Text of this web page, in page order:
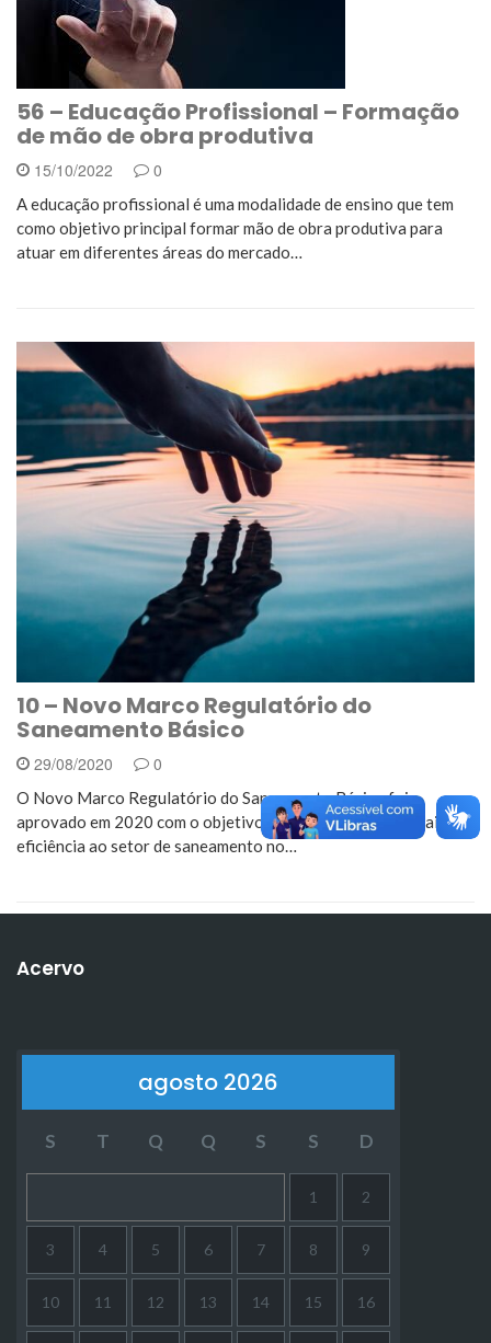
56 – Educação Profissional – Formação
de mão de obra produtiva
15/10/2022 0
A educação profissional é uma modalidade de ensino que tem
como objetivo principal formar mão de obra produtiva para
atuar em diferentes áreas do mercado…
10 – Novo Marco Regulatório do
Saneamento Básico
29/08/2020 0
O Novo Marco Regulatório do Saneamento Básico foi
aprovado em 2020 com o objetivo de modernizar e dar mais
eficiência ao setor de saneamento no…
Acervo
agosto 2026
S T Q Q S S D
1 2
3 4 5 6 7 8 9
10 11 12 13 14 15 16